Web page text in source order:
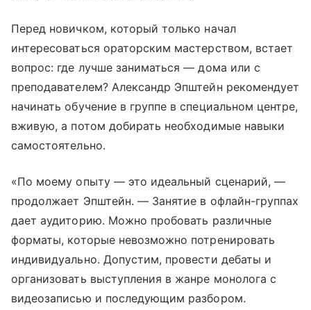
Перед новичком, который только начал
интересоваться ораторским мастерством, встает
вопрос: где лучше заниматься — дома или с
преподавателем? Александр Эпштейн рекомендует
начинать обучение в группе в специальном центре,
вживую, а потом добирать необходимые навыки
самостоятельно.
«По моему опыту — это идеальный сценарий, —
продолжает Эпштейн. — Занятие в офлайн-группах
дает аудиторию. Можно пробовать различные
форматы, которые невозможно потренировать
индивидуально. Допустим, провести дебаты и
организовать выступления в жанре монолога с
видеозаписью и последующим разбором.